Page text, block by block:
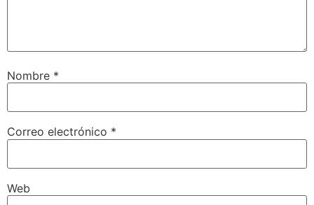
Nombre *
Correo electrónico *
Web